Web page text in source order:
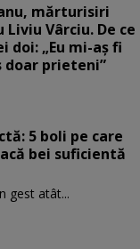
mărturisiri
Vârciu. De ce
doi: „Eu mi-aș fi
doar prieteni”
5 boli pe care
bei suficientă
gest atât...